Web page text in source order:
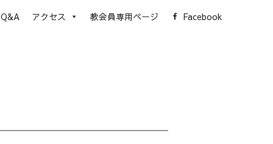
Q&A アクセス 教会員専用ページ Facebook